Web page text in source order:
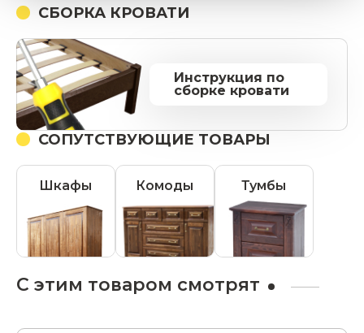
СБОРКА КРОВАТИ
Инструкция по
сборке кровати
СОПУТСТВУЮЩИЕ ТОВАРЫ
Шкафы Комоды Тумбы
С этим товаром смотрят